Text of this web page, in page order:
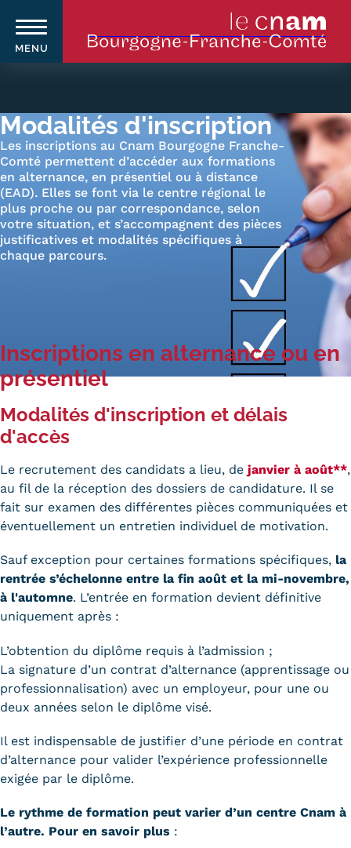
contenu
principal
MENU
Navigation
principale
Qui sommes-nous ?
Le Cnam
Le Cnam en Bourgogne Franche-
Nos équipes Cnam BFC
Carte lieux et centres Cnam en
Quoi de neuf au Cnam BFC?
Actualités
Agenda
Revue de presse
Contact
Contacts services
Formulaire de contact
Formations
OFFRE EN BFC
Catalogue national
Modalités d'inscription
Les inscriptions au Cnam Bourgogne Franche-
Comté permettent d’accéder aux formations
en alternance, en présentiel ou à distance
(EAD). Elles se font via le centre régional le
plus proche ou par correspondance, selon
votre situation, et s’accompagnent des pièces
justificatives et modalités spécifiques à
chaque parcours.
Inscriptions en alternance ou en
présentiel
Modalités d'inscription et délais
d'accès
Le recrutement des candidats a lieu, de janvier à août**,
au fil de la réception des dossiers de candidature. Il se
fait sur examen des différentes pièces communiquées et
éventuellement un entretien individuel de motivation.
Sauf exception pour certaines formations spécifiques, la
rentrée s’échelonne entre la fin août et la mi-novembre,
à l'automne. L’entrée en formation devient définitive
uniquement après :
L’obtention du diplôme requis à l’admission ;
La signature d’un contrat d’alternance (apprentissage ou
professionnalisation) avec un employeur, pour une ou
deux années selon le diplôme visé.
Il est indispensable de justifier d’une période en contrat
d’alternance pour valider l’expérience professionnelle
exigée par le diplôme.
Le rythme de formation peut varier d’un centre Cnam à
l’autre. Pour en savoir plus :